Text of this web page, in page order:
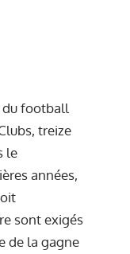
du football
treize
le
années,
sont exigés
de la gagne